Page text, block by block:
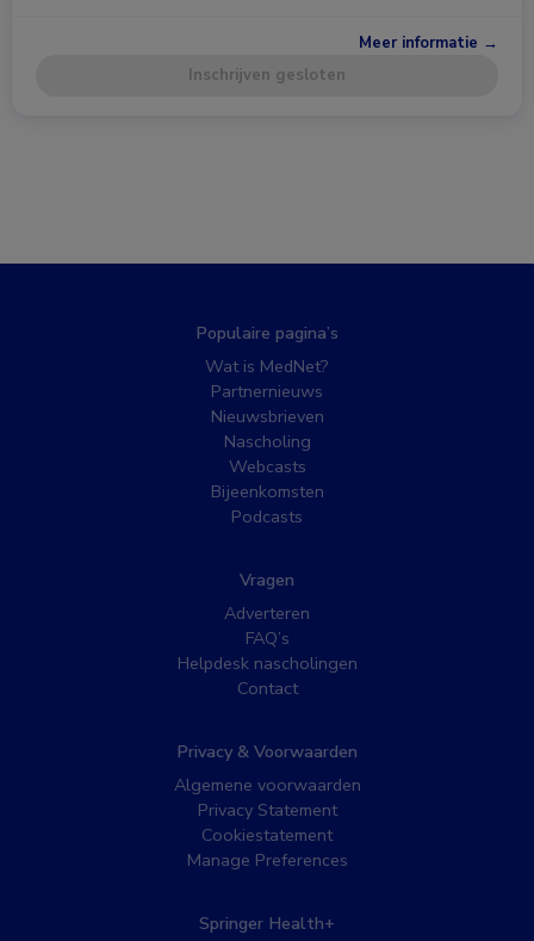
Meer informatie →
Inschrijven gesloten
Populaire pagina’s
Wat is MedNet?
Partnernieuws
Nieuwsbrieven
Nascholing
Webcasts
Bijeenkomsten
Podcasts
Vragen
Adverteren
FAQ’s
Helpdesk nascholingen
Contact
Privacy & Voorwaarden
Algemene voorwaarden
Privacy Statement
Cookiestatement
Manage Preferences
Springer Health+